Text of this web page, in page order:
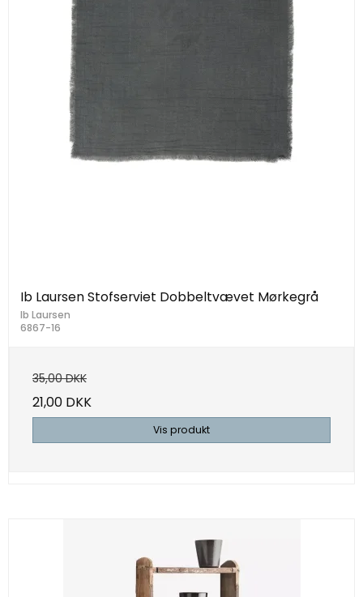
Ib Laursen Stofserviet Dobbeltvævet Mørkegrå
Ib Laursen
6867-16
35,00 DKK
21,00 DKK
Vis produkt